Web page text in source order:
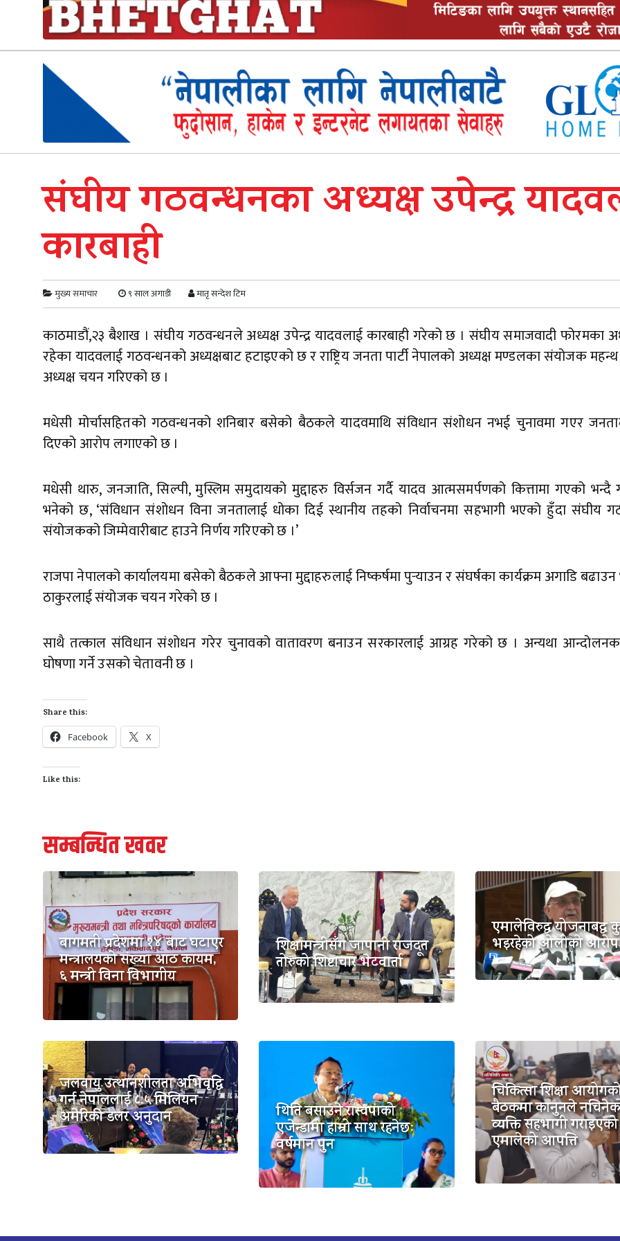
संघीय गठवन्धनका अध्यक्ष उपेन्द्र
कारबाही
मुख्य समाचार ९ साल अगाडी मातृ सन्देश टिम
काठमाडौं,२३ बैशाख । संघीय गठवन्धनले अध्यक्ष उपेन्द्र यादवलाई कारबाही गरेको छ । संघीय समाजवादी फोरमका
रहेका यादवलाई गठवन्धनको अध्यक्षबाट हटाइएको छ र राष्ट्रिय जनता पार्टी नेपालको अध्यक्ष मण्डलका संयोजक
अध्यक्ष चयन गरिएको छ ।
मधेसी मोर्चासहितको गठवन्धनको शनिबार बसेको बैठकले यादवमाथि संविधान संशोधन नभई चुनावमा गएर
दिएको आरोप लगाएको छ ।
मधेसी थारु, जनजाति, सिल्पी, मुस्लिम समुदायको मुद्दाहरु विर्सजन गर्दै यादव आत्मसमर्पणको कित्तामा गएको
भनेको छ, ‘संविधान संशोधन विना जनतालाई धोका दिई स्थानीय तहको निर्वाचनमा सहभागी भएको हुँदा संघीय
संयोजकको जिम्मेवारीबाट हाउने निर्णय गरिएको छ ।’
राजपा नेपालको कार्यालयमा बसेको बैठकले आफ्ना मुद्दाहरुलाई निष्कर्षमा पुर्‍याउन र संघर्षका कार्यक्रम अगाडि
ठाकुरलाई संयोजक चयन गरेको छ ।
साथै तत्काल संविधान संशोधन गरेर चुनावको वातावरण बनाउन सरकारलाई आग्रह गरेको छ । अन्यथा
घोषणा गर्ने उसको चेतावनी छ ।
Share this:
Facebook X
Like this:
सम्बन्धित खवर
बागमती प्रदेशमा १४ बाट घटाएर
मन्त्रालयको संख्या आठ कायम,
६ मन्त्री विना विभागीय
शिक्षामन्त्रीसँग जापानी राजदूत
तोरुको शिष्टाचार भेटवार्ता
एमालेविरुद्ध योजनाबद्ध
भइरहेको ओलीको आरोप
जलवायु उत्थानशीलता अभिवृद्धि
गर्न नेपाललाई ८.५ मिलियन
अमेरिकी डलर अनुदान थिति बसाउने रास्वपाको
एजेन्डामा हाम्रो साथ रहनेछः
वर्षमान पुन
चिकित्सा शिक्षा
बैठकमा कानुनले
व्यक्ति सहभागी
एमालेको आपत्ति